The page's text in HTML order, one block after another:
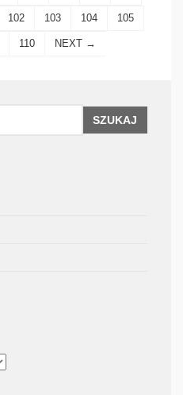
102 103 104 105
110 NEXT →
SZUKAJ